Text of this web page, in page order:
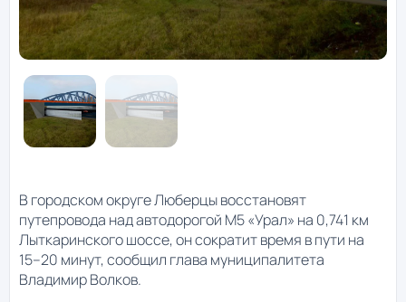
В городском округе Люберцы восстановят
путепровода над автодорогой М5 «Урал» на 0,741 км
Лыткаринского шоссе, он сократит время в пути на
15–20 минут, сообщил глава муниципалитета
Владимир Волков.